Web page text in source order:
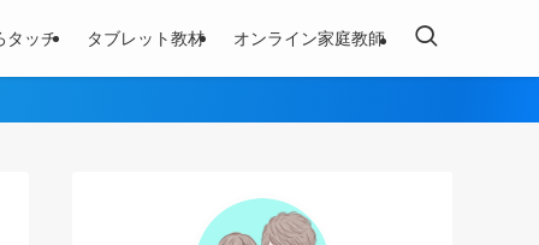
タッチ タブレット教材 オンライン家庭教師